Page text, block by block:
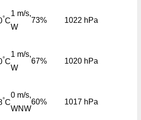
°C
1 m/s,
W
73% 1022 hPa
°C
1 m/s,
W
67% 1020 hPa
°C
0 m/s,
WNW
60% 1017 hPa